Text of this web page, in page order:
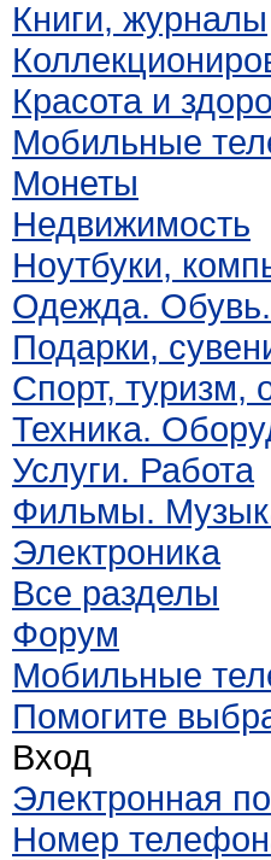
Книги, журналы
Красота и
Мобильные
Монеты
Недвижимость
Ноутбуки,
Одежда.
Подарки,
Спорт, туризм,
Техника.
Услуги. Работа
Фильмы.
Электроника
Все разделы
Форум
Мобильные
Помогите
Вход
Электронная
Номер